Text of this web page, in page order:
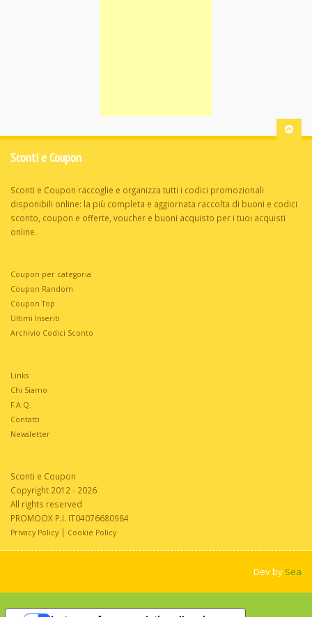
Sconti e Coupon
Sconti e Coupon raccoglie e organizza tutti i codici promozionali
disponibili online: la più completa e aggiornata raccolta di buoni e codici
sconto, coupon e offerte, voucher e buoni acquisto per i tuoi acquisti
online.
Coupon per categoria
Coupon Random
Coupon Top
Ultimi Inseriti
Archivio Codici Sconto
Links
Chi Siamo
F.A.Q.
Contatti
Newsletter
Sconti e Coupon
Copyright 2012 - 2026
All rights reserved
PROMOOX P.I. IT04076680984
Privacy Policy | Cookie Policy
Dev by Sea